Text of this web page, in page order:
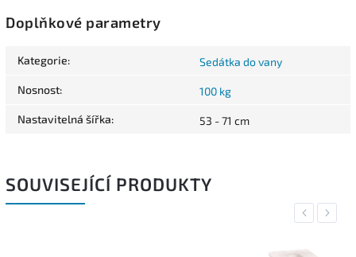
Doplňkové parametry
Kategorie: Sedátka do vany
Nosnost: 100 kg
Nastavitelná šířka: 53 - 71 cm
SOUVISEJÍCÍ PRODUKTY
Previous
Next